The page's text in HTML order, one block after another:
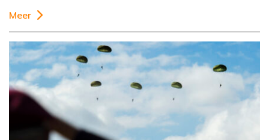
Meer